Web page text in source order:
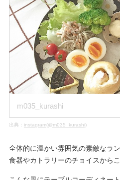
m035_kurashi
出典： instagram(@m035_kurashi)
全体的に温かい雰囲気の素敵なラ
食器やカトラリーのチョイスから